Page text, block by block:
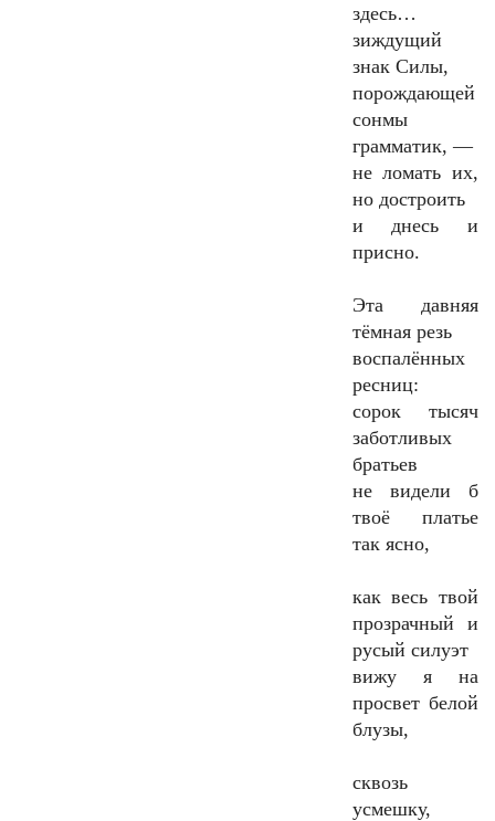
здесь…
зиждущий
знак Силы,
порождающей
сонмы
грамматик, —
не ломать их,
но достроить
и днесь и
присно.
Эта давняя
тёмная резь
воспалённых
ресниц:
сорок тысяч
заботливых
братьев
не видели б
твоё платье
так ясно,
как весь твой
прозрачный и
русый силуэт
вижу я на
просвет белой
блузы,
сквозь
усмешку,